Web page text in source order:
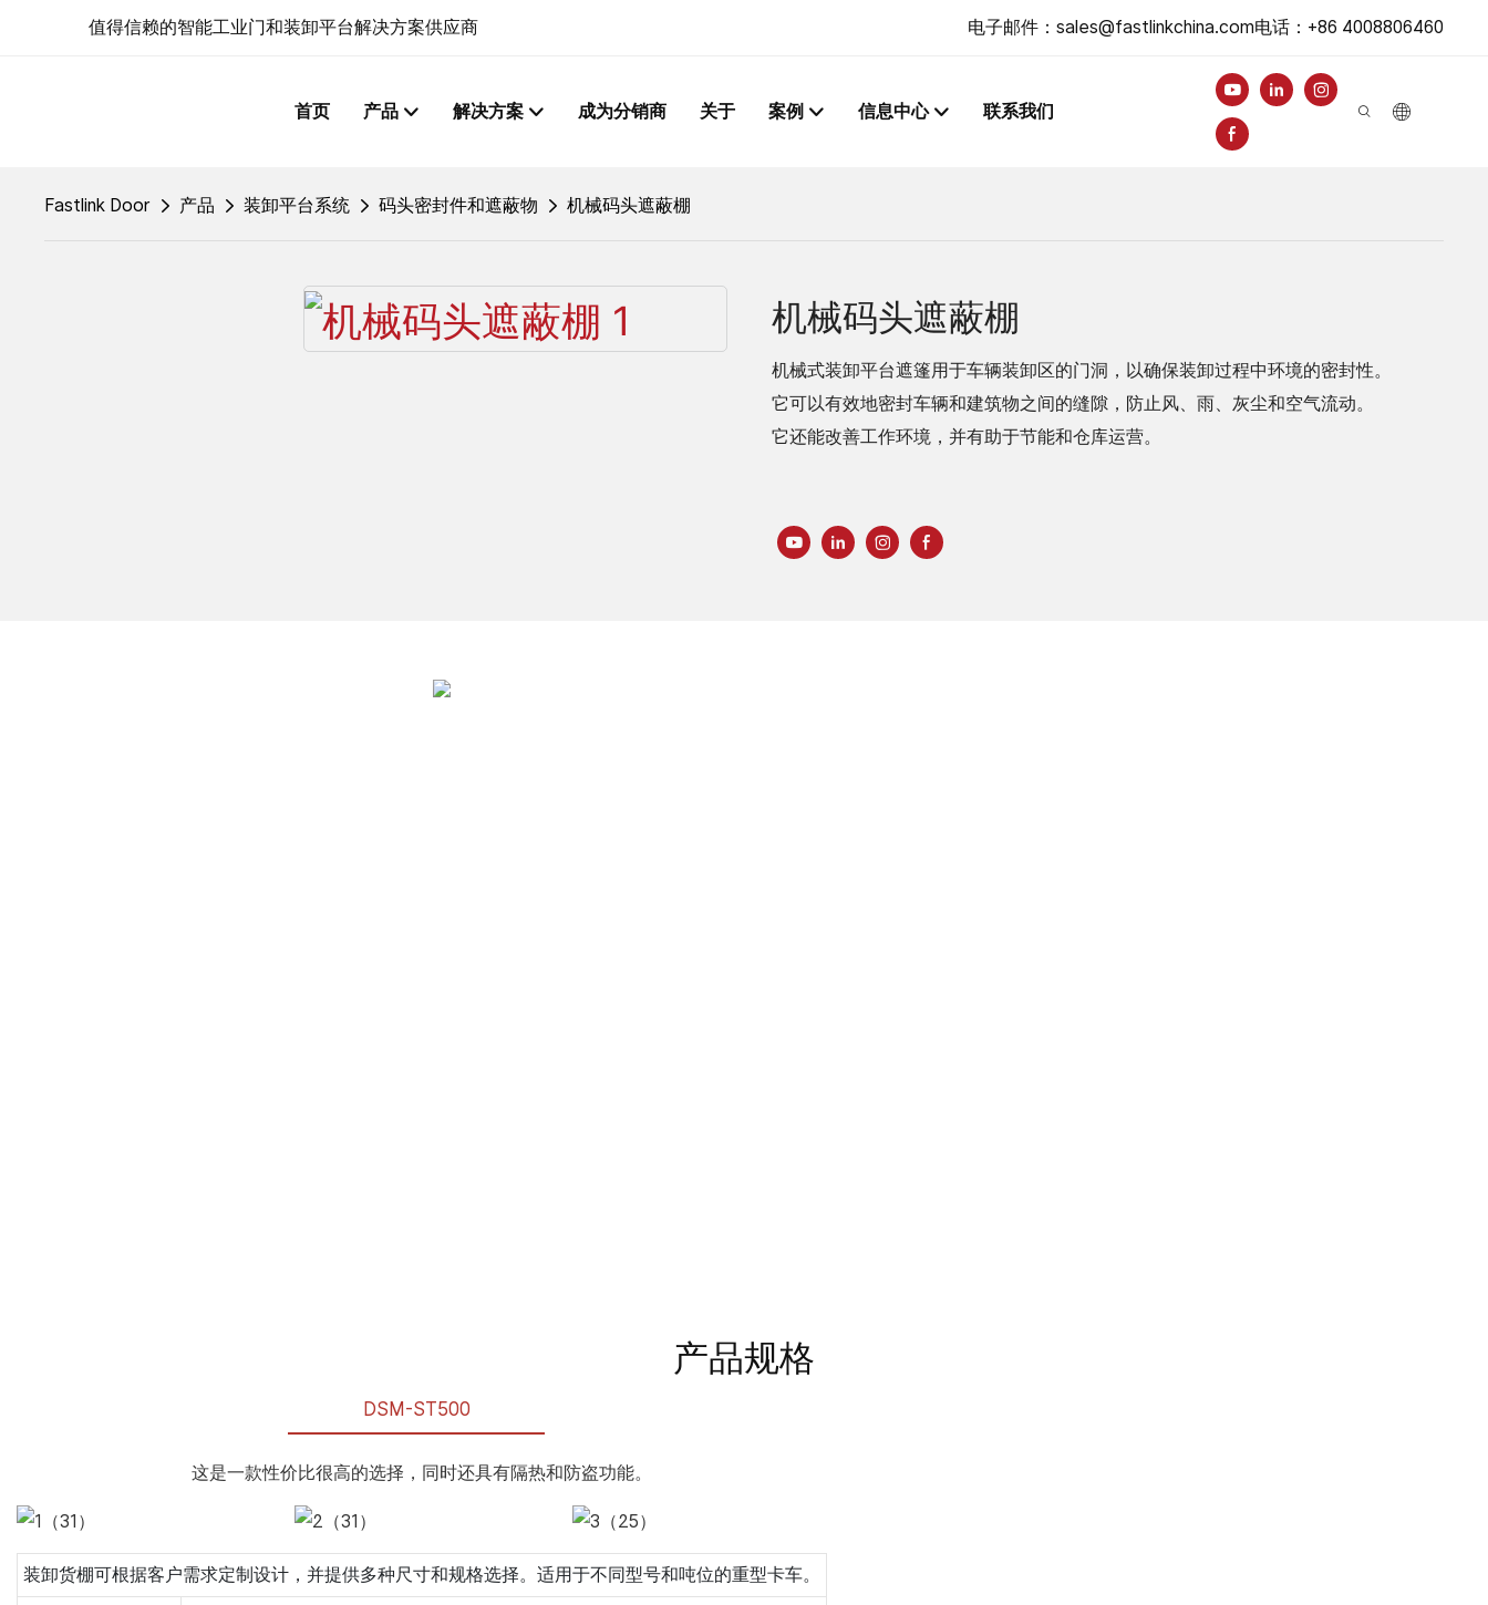
值得信赖的智能工业门和装卸平台解决方案供应商 电子邮件： sales@fastlinkchina.com电话：+86 4008806460
首页 产品 解决方案 成为分销商 关于 案例 信息中心 联系我们
Fastlink Door 产品 装卸平台系统 码头密封件和遮蔽物 机械码头遮蔽棚
机械码头遮蔽棚
机械式装卸平台遮篷用于车辆装卸区的门洞，以确保装卸过程中环境的密封性。
它可以有效地密封车辆和建筑物之间的缝隙，防止风、雨、灰尘和空气流动。
它还能改善工作环境，并有助于节能和仓库运营。
产品规格
DSM-ST500
这是一款性价比很高的选择，同时还具有隔热和防盗功能。
装卸货棚可根据客户需求定制设计，并提供多种尺寸和规格选择。适用于不同型号和吨位的重型卡车。